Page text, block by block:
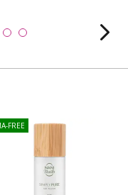
FREE